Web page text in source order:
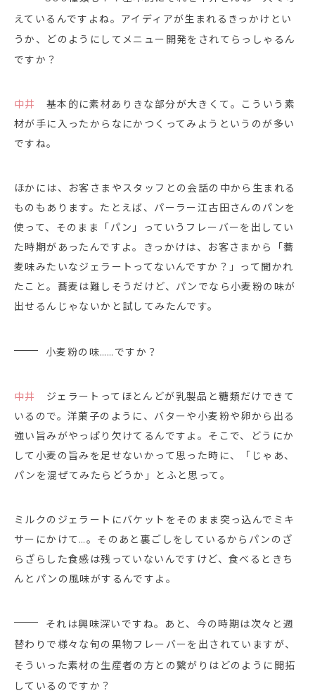
えているんですよね。アイディアが生まれるきっかけとい
うか、どのようにしてメニュー開発をされてらっしゃるん
ですか？
中井
基本的に素材ありきな部分が大きくて。こういう素
材が手に入ったからなにかつくってみようというのが多い
ですね。
ほかには、お客さまやスタッフとの会話の中から生まれる
ものもあります。たとえば、パーラー江古田さんのパンを
使って、そのまま「パン」っていうフレーバーを出してい
た時期があったんですよ。きっかけは、お客さまから「蕎
麦味みたいなジェラートってないんですか？」って聞かれ
たこと。蕎麦は難しそうだけど、パンでなら小麦粉の味が
出せるんじゃないかと試してみたんです。
小麦粉の味……ですか？
中井
ジェラートってほとんどが乳製品と糖類だけできて
いるので。洋菓子のように、バターや小麦粉や卵から出る
強い旨みがやっぱり欠けてるんですよ。そこで、どうにか
して小麦の旨みを足せないかって思った時に、「じゃあ、
パンを混ぜてみたらどうか」とふと思って。
ミルクのジェラートにバケットをそのまま突っ込んでミキ
サーにかけて…。そのあと裏ごしをしているからパンのざ
らざらした食感は残っていないんですけど、食べるときち
んとパンの風味がするんですよ。
それは興味深いですね。あと、今の時期は次々と週
替わりで様々な旬の果物フレーバーを出されていますが、
そういった素材の生産者の方との繋がりはどのように開拓
しているのですか？